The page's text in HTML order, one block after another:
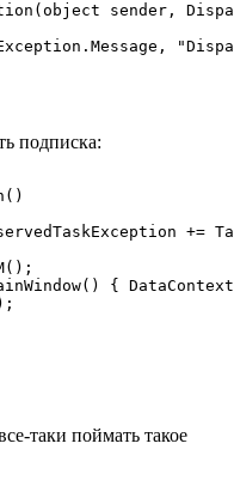
sender,
подписка:
+=
{
таки поймать такое